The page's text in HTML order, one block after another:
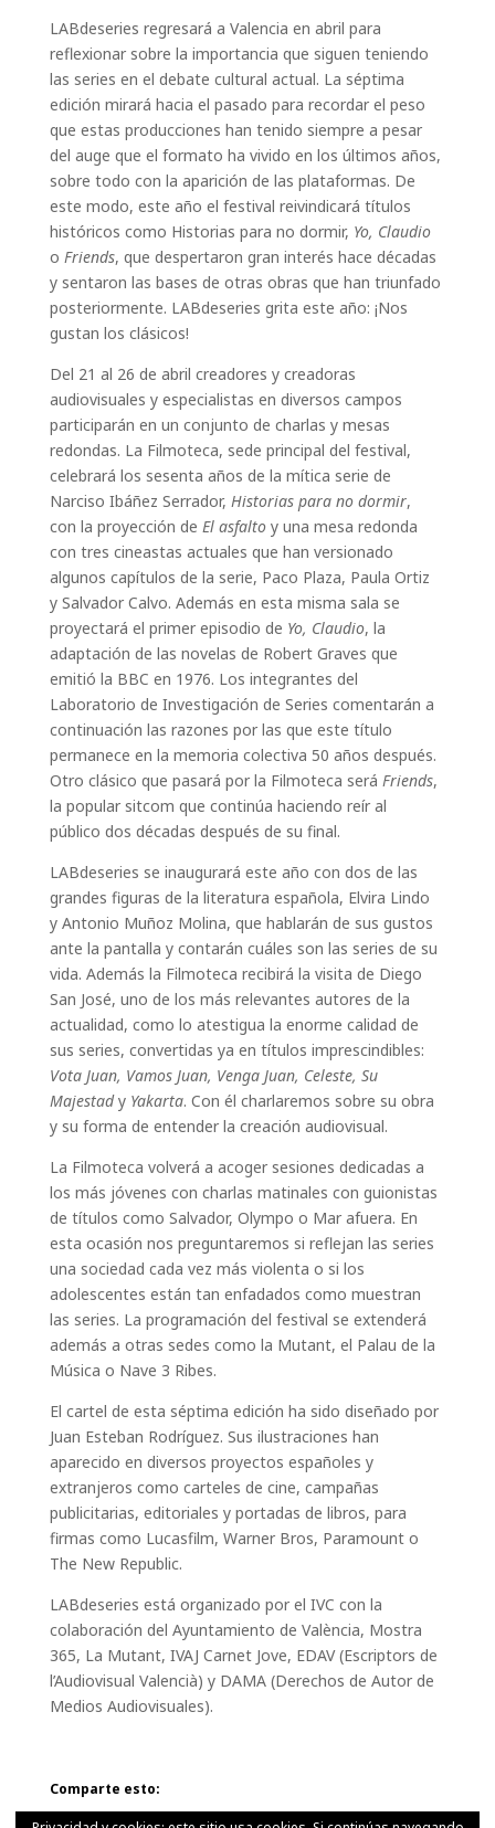
LABdeseries regresará a Valencia en abril para
reflexionar sobre la importancia que siguen teniendo
las series en el debate cultural actual. La séptima
edición mirará hacia el pasado para recordar el peso
que estas producciones han tenido siempre a pesar
del auge que el formato ha vivido en los últimos años,
sobre todo con la aparición de las plataformas. De
este modo, este año el festival reivindicará títulos
históricos como Historias para no dormir, Yo, Claudio
o Friends, que despertaron gran interés hace décadas
y sentaron las bases de otras obras que han triunfado
posteriormente. LABdeseries grita este año: ¡Nos
gustan los clásicos!
Del 21 al 26 de abril creadores y creadoras
audiovisuales y especialistas en diversos campos
participarán en un conjunto de charlas y mesas
redondas. La Filmoteca, sede principal del festival,
celebrará los sesenta años de la mítica serie de
Narciso Ibáñez Serrador, Historias para no dormir,
con la proyección de El asfaltoy una mesa redonda
con tres cineastas actuales que han versionado
algunos capítulos de la serie, Paco Plaza, Paula Ortiz
y Salvador Calvo. Además en esta misma sala se
proyectará el primer episodio de Yo, Claudio, la
adaptación de las novelas de Robert Graves que
emitió la BBC en 1976. Los integrantes del
Laboratorio de Investigación de Series comentarán a
continuación las razones por las que este título
permanece en la memoria colectiva 50 años después.
Otro clásico que pasará por la Filmoteca será Friends,
la popular sitcom que continúa haciendo reír al
público dos décadas después de su final.
LABdeseries se inaugurará este año con dos de las
grandes figuras de la literatura española, Elvira Lindo
y Antonio Muñoz Molina, que hablarán de sus gustos
ante la pantalla y contarán cuáles son las series de su
vida. Además la Filmoteca recibirá la visita de Diego
San José, uno de los más relevantes autores de la
actualidad, como lo atestigua la enorme calidad de
sus series, convertidas ya en títulos imprescindibles:
Vota Juan, Vamos Juan, Venga Juan, Celeste, Su
Majestady Yakarta. Con él charlaremos sobre su obra
y su forma de entender la creación audiovisual.
La Filmoteca volverá a acoger sesiones dedicadas a
los más jóvenes con charlas matinales con guionistas
de títulos como Salvador, Olympo o Mar afuera. En
esta ocasión nos preguntaremos si reflejan las series
una sociedad cada vez más violenta o si los
adolescentes están tan enfadados como muestran
las series. La programación del festival se extenderá
además a otras sedes como la Mutant, el Palau de la
Música o Nave 3 Ribes.
El cartel de esta séptima edición ha sido diseñado por
Juan Esteban Rodríguez. Sus ilustraciones han
aparecido en diversos proyectos españoles y
extranjeros como carteles de cine, campañas
publicitarias, editoriales y portadas de libros, para
firmas como Lucasfilm, Warner Bros, Paramount o
The New Republic.
LABdeseries está organizado por el IVC con la
colaboración del Ayuntamiento de València, Mostra
365, La Mutant, IVAJ Carnet Jove, EDAV (Escriptors de
l’Audiovisual Valencià) y DAMA (Derechos de Autor de
Medios Audiovisuales).
Comparte esto: